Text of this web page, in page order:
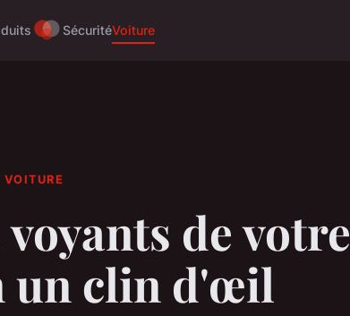
SécuritéVoiture
VOITURE
de votre
un clin d'œil